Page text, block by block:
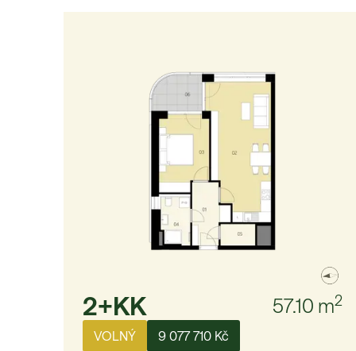
2+KK 57.10 m2
VOLNÝ
9 077 710 Kč